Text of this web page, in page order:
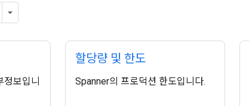
보입니
할당량 및 한도
Spanner의 프로덕션 한도입니다.